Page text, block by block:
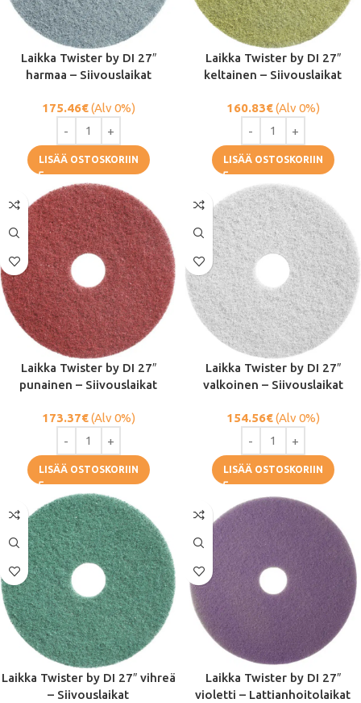
Laikka Twister by DI 27″
harmaa – Siivouslaikat
175.46€(Alv 0%)
LISÄÄ OSTOSKORIIN
Laikka Twister by DI 27″
keltainen – Siivouslaikat
160.83€(Alv 0%)
LISÄÄ OSTOSKORIIN
Laikka Twister by DI 27″
punainen – Siivouslaikat
173.37€(Alv 0%)
LISÄÄ OSTOSKORIIN
Laikka Twister by DI 27″
valkoinen – Siivouslaikat
154.56€(Alv 0%)
LISÄÄ OSTOSKORIIN
Laikka Twister by DI 27″ vihreä
– Siivouslaikat
Laikka Twister by DI 27″
violetti – Lattianhoitolaikat